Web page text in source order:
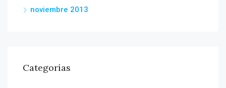
noviembre 2013
Categorías